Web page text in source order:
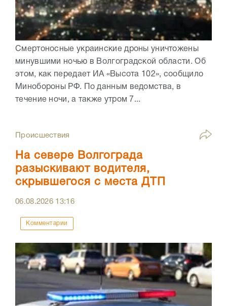
Смертоносные украинские дроны уничтожены
минувшими ночью в Волгоградской области. Об
этом, как передает ИА «Высота 102», сообщило
Минобороны РФ. По данным ведомства, в
течение ночи, а также утром 7...
Происшествия
На севере Волгограда
разыскивают водителя,
скрывшегося с места ДТП
06.08.2026 13:16
Комментарии